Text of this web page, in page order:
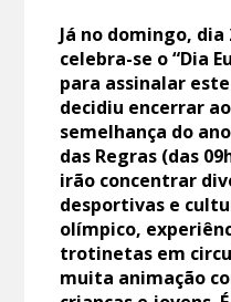
Já no domingo,
celebra-se o “Dia
para assinalar
decidiu encerrar
semelhança do
das Regras (das
irão concentrar
desportivas e
olímpico,
trotinetas em
muita animação